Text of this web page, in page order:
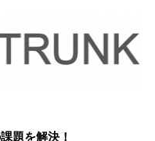
題を解決！